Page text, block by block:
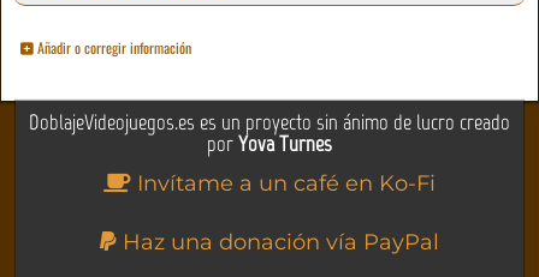
Añadir o corregir información
DoblajeVideojuegos.es es un proyecto sin ánimo de lucro creado
porYova Turnes
Invítame a un café en Ko-Fi
Haz una donación vía PayPal